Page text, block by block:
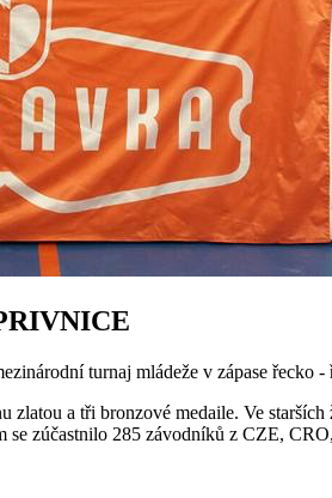
turnaj mládeže v zápase
zlatou a tři bronzové medaile. Ve
se zúčastnilo 285 závodníků z CZE,